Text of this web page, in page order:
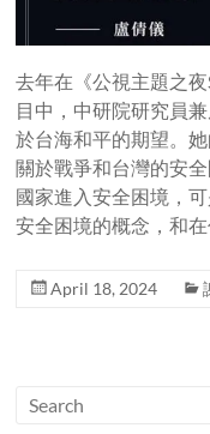
去年在《公視主題之
目中，中研院研究員
於台海和平的期望。
關於戰爭和台灣的安
國家進入安全困境，
安全困境的概念，和
April 18, 2024